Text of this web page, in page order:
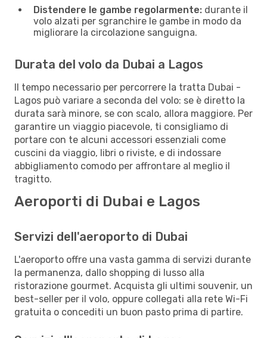
Distendere le gambe regolarmente: durante il
volo alzati per sgranchire le gambe in modo da
migliorare la circolazione sanguigna.
Durata del volo da Dubai a Lagos
Il tempo necessario per percorrere la tratta Dubai -
Lagos può variare a seconda del volo: se è diretto la
durata sarà minore, se con scalo, allora maggiore. Per
garantire un viaggio piacevole, ti consigliamo di
portare con te alcuni accessori essenziali come
cuscini da viaggio, libri o riviste, e di indossare
abbigliamento comodo per affrontare al meglio il
tragitto.
Aeroporti di Dubai e Lagos
Servizi dell'aeroporto di Dubai
L'aeroporto offre una vasta gamma di servizi durante
la permanenza, dallo shopping di lusso alla
ristorazione gourmet. Acquista gli ultimi souvenir, un
best-seller per il volo, oppure collegati alla rete Wi-Fi
gratuita o concediti un buon pasto prima di partire.